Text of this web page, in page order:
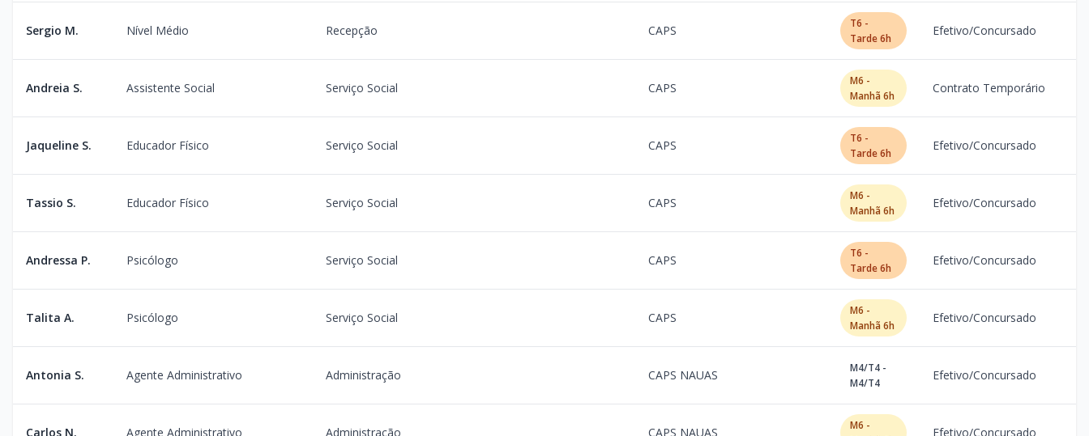
Sergio M. Nível Médio Recepção CAPS
T6 -
Tarde 6h
Efetivo/Concursado
Andreia S. Assistente Social Serviço Social CAPS
M6 -
Manhã 6h
Contrato Temporário
Jaqueline S. Educador Físico Serviço Social CAPS
T6 -
Tarde 6h
Efetivo/Concursado
Tassio S. Educador Físico Serviço Social CAPS
M6 -
Manhã 6h
Efetivo/Concursado
Andressa P. Psicólogo Serviço Social CAPS
T6 -
Tarde 6h
Efetivo/Concursado
Talita A. Psicólogo Serviço Social CAPS
M6 -
Manhã 6h
Efetivo/Concursado
Antonia S. Agente Administrativo Administração CAPS NAUAS
M4/T4 -
M4/T4
Efetivo/Concursado
Carlos N. Agente Administrativo Administração CAPS NAUAS
M6 -
Efetivo/Concursado